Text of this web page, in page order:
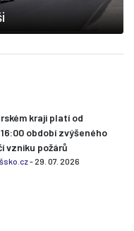
kraji platí od
období zvýšeného
vzniku požárů
- 29. 07. 2026